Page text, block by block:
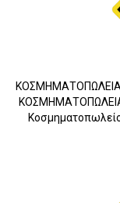
ΚΟΣΜΗΜΑΤΟΠΩΛΕΙΑ